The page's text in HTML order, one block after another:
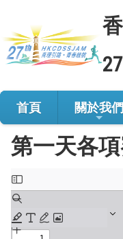
首頁 關於我們
第一天各